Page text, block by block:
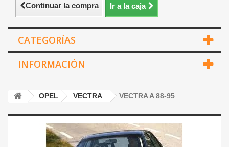
Continuar la compra Ir a la caja
CATEGORÍAS
INFORMACIÓN
OPEL VECTRA VECTRA A 88-95